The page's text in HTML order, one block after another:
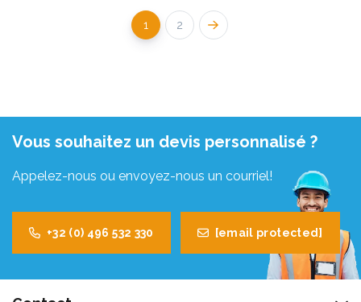
1 2
Vous souhaitez un devis personnalisé ?
Appelez-nous ou envoyez-nous un courriel!
+32 (0) 496 532 330 [email protected]